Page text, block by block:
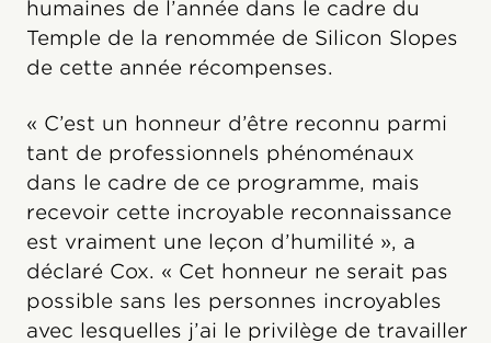
humaines de l’année dans le cadre du
Temple de la renommée de Silicon Slopes
de cette année récompenses.
« C’est un honneur d’être reconnu parmi
tant de professionnels phénoménaux
dans le cadre de ce programme, mais
recevoir cette incroyable reconnaissance
est vraiment une leçon d’humilité », a
déclaré Cox. « Cet honneur ne serait pas
possible sans les personnes incroyables
avec lesquelles j’ai le privilège de travailler